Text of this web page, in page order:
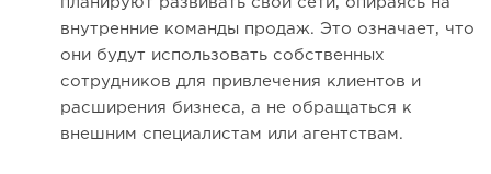
внутренние команды продаж. Это означает, что
они будут использовать собственных
сотрудников для привлечения клиентов и
расширения бизнеса, а не обращаться к
внешним специалистам или агентствам.